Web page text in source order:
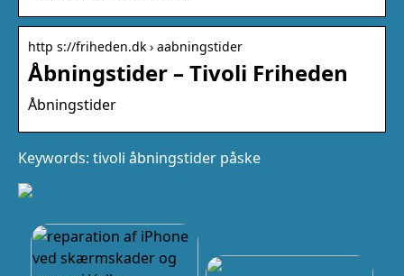
http s://friheden.dk › aabningstider
Åbningstider – Tivoli Friheden
Åbningstider
Keywords: tivoli åbningstider påske